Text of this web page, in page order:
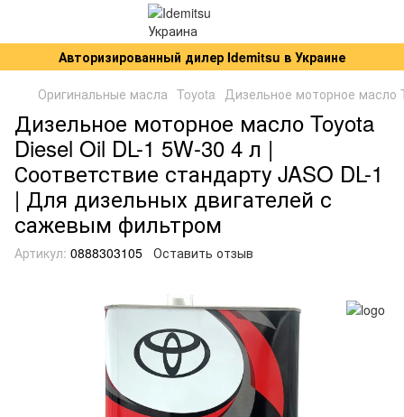
Авторизированный дилер Idemitsu в Украине
Оригинальные масла Toyota Дизельное моторное масло
Дизельное моторное масло Toyota
Diesel Oil DL-1 5W-30 4 л |
Соответствие стандарту JASO DL-1
| Для дизельных двигателей с
сажевым фильтром
Артикул: 0888303105 Оставить отзыв